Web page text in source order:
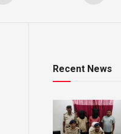
Recent News